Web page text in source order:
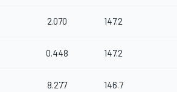
2.070 147.2
0.448 147.2
8.277 146.7